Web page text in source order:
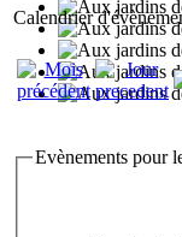
Calendrier
Evènements pour